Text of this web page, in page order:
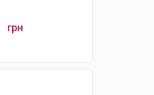
грн